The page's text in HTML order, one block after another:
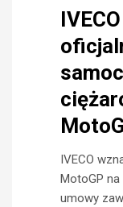
IVECO
MotoGP
umowy